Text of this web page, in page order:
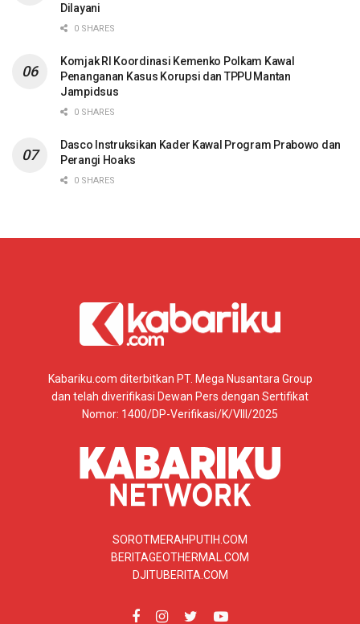
Dilayani
0 SHARES
Komjak RI Koordinasi Kemenko Polkam Kawal
Penanganan Kasus Korupsi dan TPPU Mantan
Jampidsus
0 SHARES
Dasco Instruksikan Kader Kawal Program Prabowo dan
Perangi Hoaks
0 SHARES
Kabariku.com diterbitkan PT. Mega Nusantara Group
dan telah diverifikasi Dewan Pers dengan Sertifikat
Nomor: 1400/DP-Verifikasi/K/VIII/2025
SOROTMERAHPUTIH.COM
BERITAGEOTHERMAL.COM
DJITUBERITA.COM